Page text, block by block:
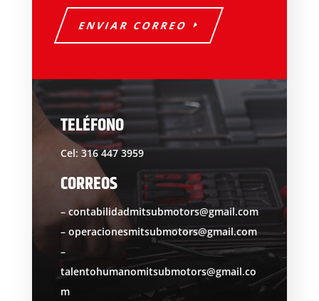
ENVIAR CORREO
TELÉFONO
Cel: 316 447 3959
CORREOS
– contabilidadmitsubmotors@gmail.com
– operacionesmitsubmotors@gmail.com
–
talentohumanomitsubmotors@gmail.co
m